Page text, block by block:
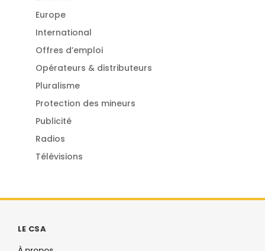
Europe
International
Offres d’emploi
Opérateurs & distributeurs
Pluralisme
Protection des mineurs
Publicité
Radios
Télévisions
LE CSA